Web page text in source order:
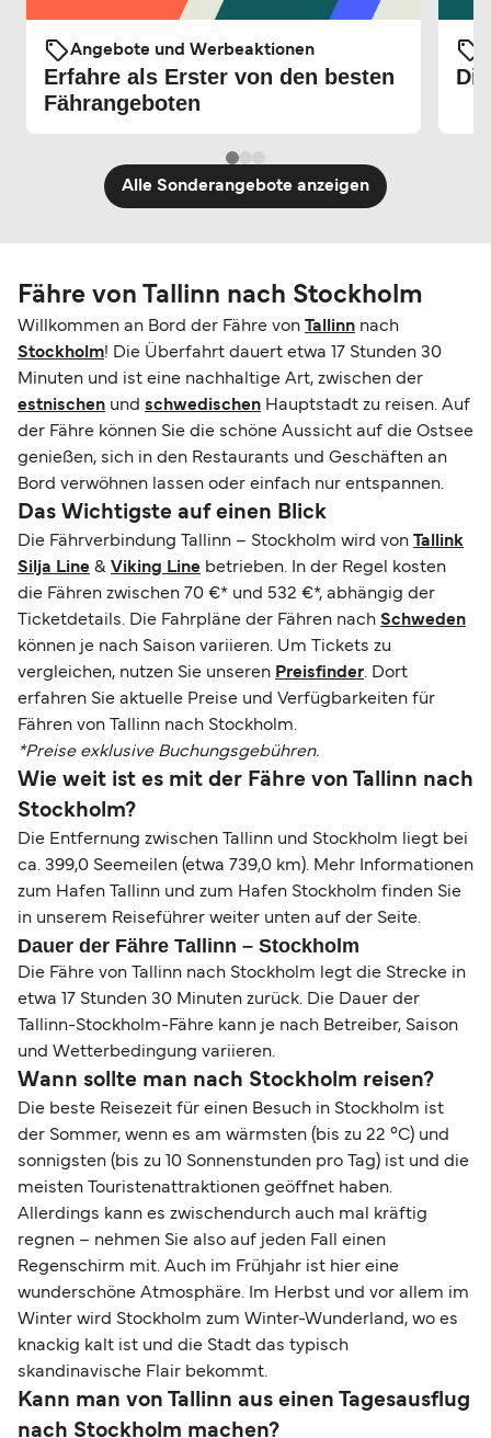
Angebote und Werbeaktionen
Erfahre als Erster von den besten
Fährangeboten
Alle Sonderangebote anzeigen
Fähre von Tallinn nach Stockholm
Willkommen an Bord der Fähre von Tallinn nach
Stockholm! Die Überfahrt dauert etwa 17 Stunden 30
Minuten und ist eine nachhaltige Art, zwischen der
estnischen und schwedischen Hauptstadt zu reisen. Auf
der Fähre können Sie die schöne Aussicht auf die Ostsee
genießen, sich in den Restaurants und Geschäften an
Bord verwöhnen lassen oder einfach nur entspannen.
Das Wichtigste auf einen Blick
Die Fährverbindung Tallinn – Stockholm wird von
Tallink
Silja Line & Viking Line betrieben. In der Regel kosten
die Fähren zwischen 70 €* und 532 €*, abhängig der
Ticketdetails. Die Fahrpläne der Fähren nach Schweden
können je nach Saison variieren. Um Tickets zu
vergleichen, nutzen Sie unseren Preisfinder. Dort
erfahren Sie aktuelle Preise und Verfügbarkeiten für
Fähren von Tallinn nach Stockholm.
*Preise exklusive Buchungsgebühren.
Wie weit ist es mit der Fähre von Tallinn nach
Stockholm?
Die Entfernung zwischen Tallinn und Stockholm liegt bei
ca. 399,0 Seemeilen (etwa 739,0 km). Mehr Informationen
zum Hafen Tallinn und zum Hafen Stockholm finden Sie
in unserem Reiseführer weiter unten auf der Seite.
Dauer der Fähre Tallinn – Stockholm
Die Fähre von Tallinn nach Stockholm legt die Strecke in
etwa 17 Stunden 30 Minuten zurück. Die Dauer der
Tallinn-Stockholm-Fähre kann je nach Betreiber, Saison
und Wetterbedingung variieren.
Wann sollte man nach Stockholm reisen?
Die beste Reisezeit für einen Besuch in Stockholm ist
der Sommer, wenn es am wärmsten (bis zu 22 °C) und
sonnigsten (bis zu 10 Sonnenstunden pro Tag) ist und die
meisten Touristenattraktionen geöffnet haben.
Allerdings kann es zwischendurch auch mal kräftig
regnen – nehmen Sie also auf jeden Fall einen
Regenschirm mit. Auch im Frühjahr ist hier eine
wunderschöne Atmosphäre. Im Herbst und vor allem im
Winter wird Stockholm zum Winter-Wunderland, wo es
knackig kalt ist und die Stadt das typisch
skandinavische Flair bekommt.
Kann man von Tallinn aus einen Tagesausflug
nach Stockholm machen?